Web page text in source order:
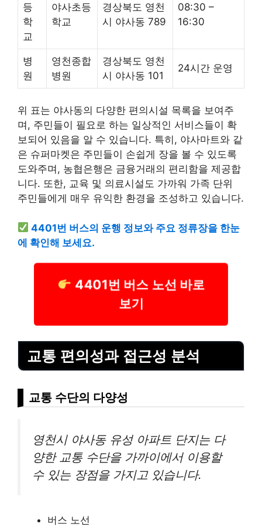
등
학
교
야사초등
학교
경상북도 영천
시 야사동 789
08:30 –
16:30
병
원
영천종합
병원
경상북도 영천
시 야사동 101
24시간 운영
위 표는 야사동의 다양한 편의시설 목록을 보여주
며, 주민들이 필요로 하는 일상적인 서비스들이 확
보되어 있음을 알 수 있습니다. 특히, 야사마트와 같
은 슈퍼마켓은 주민들이 손쉽게 장을 볼 수 있도록
도와주며, 농협은행은 금융거래의 편리함을 제공합
니다. 또한, 교육 및 의료시설도 가까워 가족 단위
주민들에게 매우 유익한 환경을 조성하고 있습니다.
4401번 버스의 운행 정보와 주요 정류장을 한눈
에 확인해 보세요.
4401번 버스 노선 바로
보기
교통 편의성과 접근성 분석
교통 수단의 다양성
영천시 야사동 유성 아파트 단지는 다
양한 교통 수단을 가까이에서 이용할
수 있는 장점을 가지고 있습니다.
버스 노선